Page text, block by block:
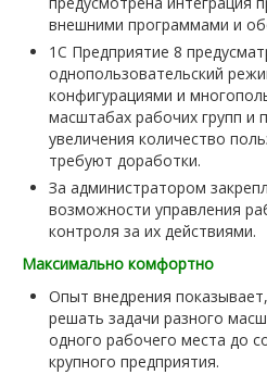
внешними программами и
1С Предприятие 8
однопользовательский
конфигурациями и
масштабах рабочих групп и
увеличения количество
требуют доработки.
За администратором
возможности управления
контроля за их действиями.
Максимально комфортно
Опыт внедрения
решать задачи разного
одного рабочего места до
крупного предприятия.